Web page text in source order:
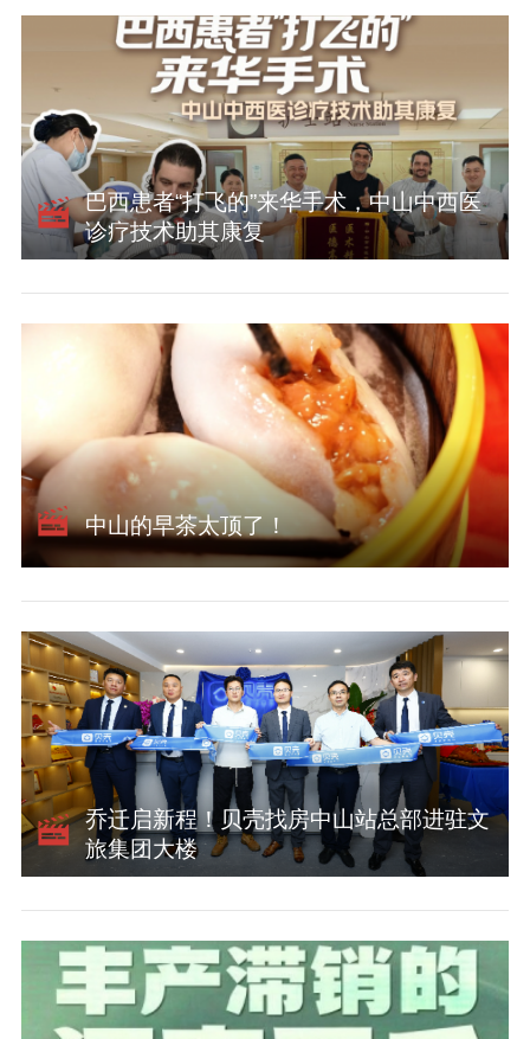
巴西患者“打飞的”来华手术，中山中西医
诊疗技术助其康复
中山的早茶太顶了！
乔迁启新程！贝壳找房中山站总部进驻文
旅集团大楼